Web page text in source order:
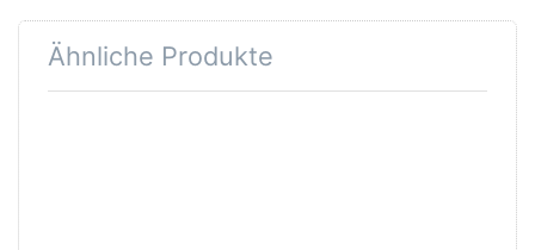
Ähnliche Produkte